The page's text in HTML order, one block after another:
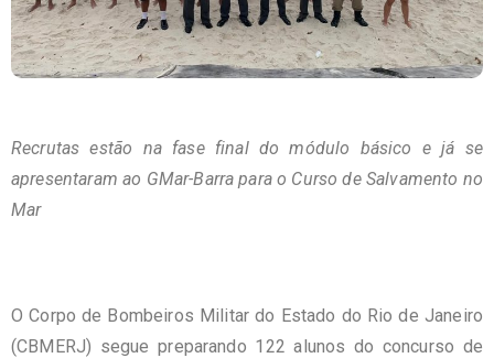
Recrutas estão na fase final do módulo básico e já se
apresentaram ao GMar-Barra para o Curso de Salvamento no
Mar
O Corpo de Bombeiros Militar do Estado do Rio de Janeiro
(CBMERJ) segue preparando 122 alunos do concurso de